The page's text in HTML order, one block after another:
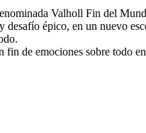
Valholl Fin del
épico, en un nuevo
de emociones sobre todo